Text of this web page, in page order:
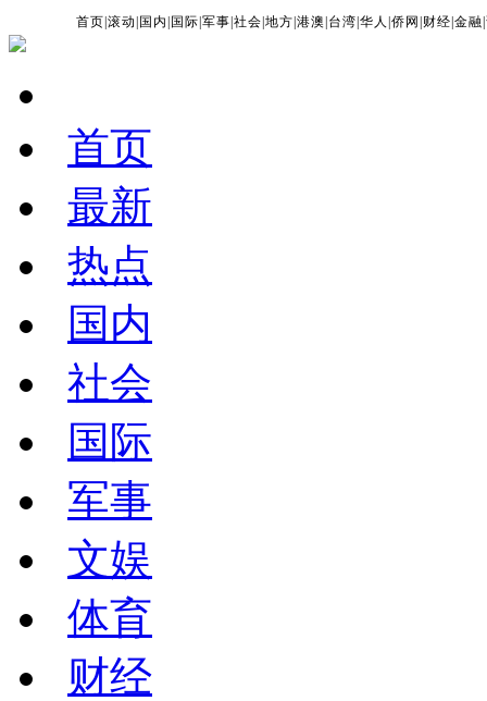
首页 |滚动 国内 国际 |军事 |社会 |地方 |港澳 台湾 |华人 |侨网 财经 |金融 |
首页
最新
热点
国内
社会
国际
军事
文娱
体育
财经